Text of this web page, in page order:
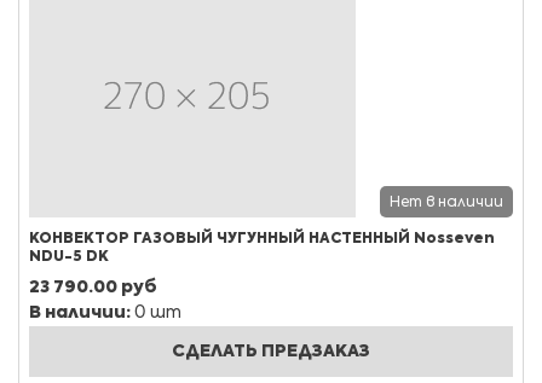
Нет в наличии
КОНВЕКТОР ГАЗОВЫЙ ЧУГУННЫЙ НАСТЕННЫЙ Nosseven
NDU-5 DK
23 790.00 руб
В наличии: 0 шт
СДЕЛАТЬ ПРЕДЗАКАЗ